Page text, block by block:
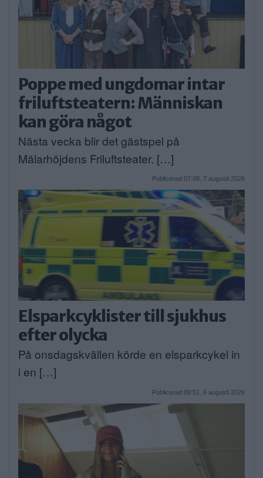
Poppe med ungdomar intar
friluftsteatern: Människan
kan göra något
Nästa vecka blir det gästspel på
Mälarhöjdens Friluftsteater. […]
Publicerad 07:08, 7 augusti 2026
Elsparkcyklister till sjukhus
efter olycka
På onsdagskvällen körde en elsparkcykel in
i en […]
Publicerad 09:51, 6 augusti 2026